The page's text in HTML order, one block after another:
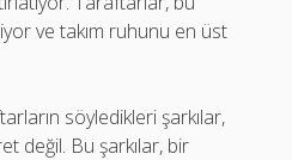
ve takım ruhunu en üst
söyledikleri şarkılar,
değil. Bu şarkılar, bir